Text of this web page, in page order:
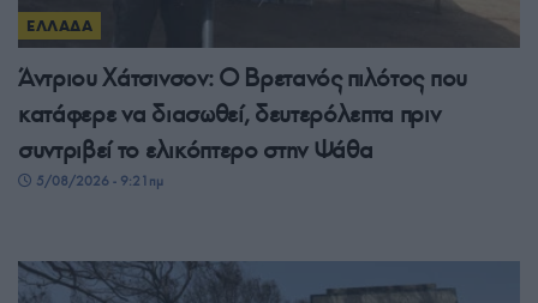
ΕΛΛΑΔΑ
Άντριου Χάτσινσον: Ο Βρετανός πιλότος που
κατάφερε να διασωθεί, δευτερόλεπτα πριν
συντριβεί το ελικόπτερο στην Ψάθα
5/08/2026 - 9:21πμ